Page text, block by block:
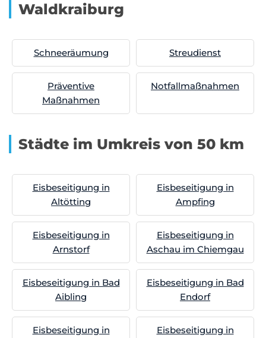
Waldkraiburg
Schneeräumung Streudienst
Präventive
Maßnahmen
Notfallmaßnahmen
Städte im Umkreis von 50 km
Eisbeseitigung in
Altötting
Eisbeseitigung in
Ampfing
Eisbeseitigung in
Arnstorf
Eisbeseitigung in
Aschau im Chiemgau
Eisbeseitigung in Bad
Aibling
Eisbeseitigung in Bad
Endorf
Eisbeseitigung in
Eisbeseitigung in